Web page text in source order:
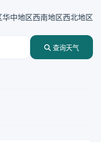
华中地区西南地区西北地区
查询天气